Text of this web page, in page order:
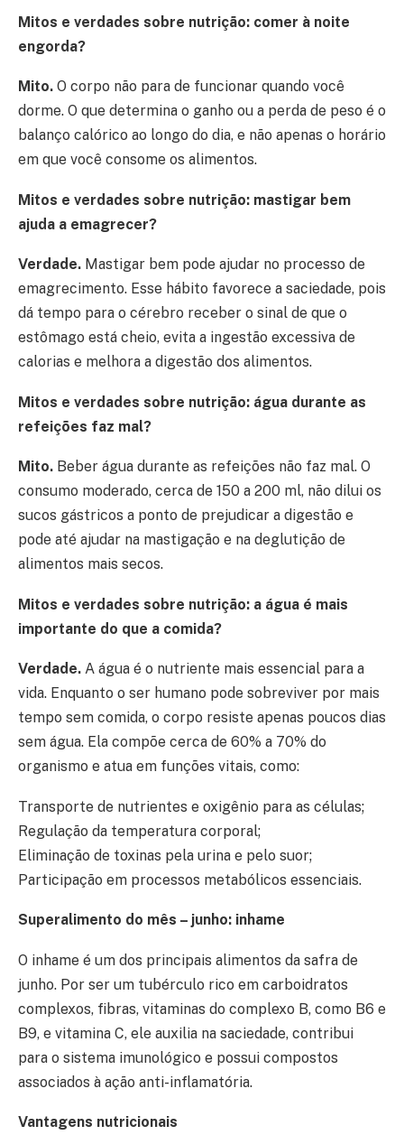
Mitos e verdades sobre nutrição: comer à noite
engorda?
Mito. O corpo não para de funcionar quando você
dorme. O que determina o ganho ou a perda de peso é o
balanço calórico ao longo do dia, e não apenas o horário
em que você consome os alimentos.
Mitos e verdades sobre nutrição: mastigar bem
ajuda a emagrecer?
Verdade. Mastigar bem pode ajudar no processo de
emagrecimento. Esse hábito favorece a saciedade, pois
dá tempo para o cérebro receber o sinal de que o
estômago está cheio, evita a ingestão excessiva de
calorias e melhora a digestão dos alimentos.
Mitos e verdades sobre nutrição: água durante as
refeições faz mal?
Mito. Beber água durante as refeições não faz mal. O
consumo moderado, cerca de 150 a 200 ml, não dilui os
sucos gástricos a ponto de prejudicar a digestão e
pode até ajudar na mastigação e na deglutição de
alimentos mais secos.
Mitos e verdades sobre nutrição: a água é mais
importante do que a comida?
Verdade. A água é o nutriente mais essencial para a
vida. Enquanto o ser humano pode sobreviver por mais
tempo sem comida, o corpo resiste apenas poucos dias
sem água. Ela compõe cerca de 60% a 70% do
organismo e atua em funções vitais, como:
Transporte de nutrientes e oxigênio para as células;
Regulação da temperatura corporal;
Eliminação de toxinas pela urina e pelo suor;
Participação em processos metabólicos essenciais.
Superalimento do mês – junho: inhame
O inhame é um dos principais alimentos da safra de
junho. Por ser um tubérculo rico em carboidratos
complexos, fibras, vitaminas do complexo B, como B6 e
B9, e vitamina C, ele auxilia na saciedade, contribui
para o sistema imunológico e possui compostos
associados à ação anti-inflamatória.
Vantagens nutricionais